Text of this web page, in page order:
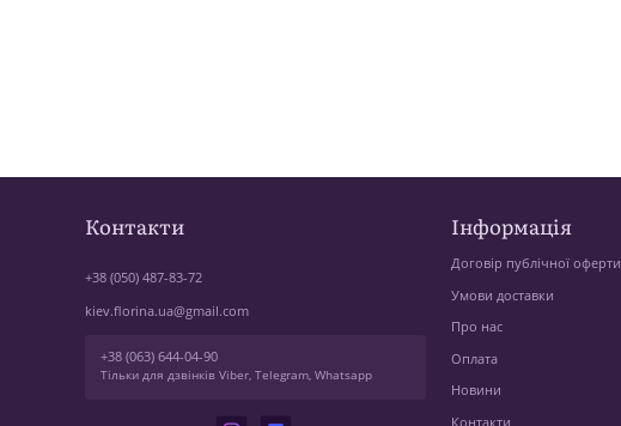
Контакти
+38 (050) 487-83-72
kiev.florina.ua@gmail.com
+38 (063) 644-04-90
Тільки для дзвінків Viber, Telegram, Whatsapp
Інформація
Договір публічної оферти
Умови доставки
Про нас
Оплата
Новини
Контакти